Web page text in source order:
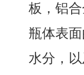
板，铝
瓶体表
水分，